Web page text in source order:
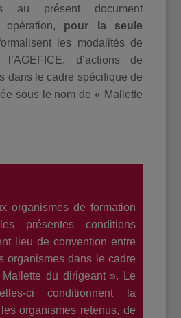
au présent document
opération, pour la seule
les modalités de
d’actions de
dans le cadre spécifique de
sous le nom de « Mallette
organismes de formation
présentes conditions
lieu de convention entre
organismes dans le cadre
Mallette du dirigeant ». Le
ci conditionnent la
organismes retenus, de